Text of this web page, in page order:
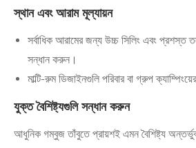
স্থান এবং আরাম মূল্যায়ন
সর্বাধিক আরামের জন্য উচ্চ সিলিং এবং প্রশস্ত
সন্ধান করুন।
মাল্টি-রুম ডিজাইনগুলি পরিবার বা গ্রুপ
যুক্ত বৈশিষ্ট্যগুলি সন্ধান করুন
আধুনিক গম্বুজ তাঁবুতে প্রায়শই এমন বৈশিষ্ট্য